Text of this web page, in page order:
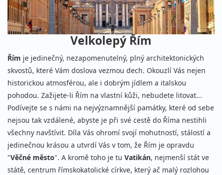
Velkolepý Řím
Řím je jedinečný, nezapomenutelný, plný architektonických
skvostů, které Vám doslova vezmou dech. Okouzlí Vás nejen
historickou atmosférou, ale i dobrým jídlem a italskou
pohodou. Zažijete-li Řím na vlastní kůži, nebudete litovat...
Podívejte se s námi na nejvýznamnější památky, které od sebe
nejsou tak vzdálené, abyste je při své cestě do Říma nestihli
všechny navštívit. Díla Vás ohromí svojí mohutností, stálostí a
jedinečnou krásou a utvrdí Vás v tom, že Řím je opravdu
"Věčné město". A kromě toho je tu Vatikán, nejmenší stát ve
státě, centrum římskokatolické církve, který ač malý rozlohou